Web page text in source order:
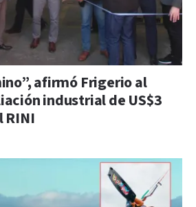
afirmó Frigerio al
industrial de US$3
RINI